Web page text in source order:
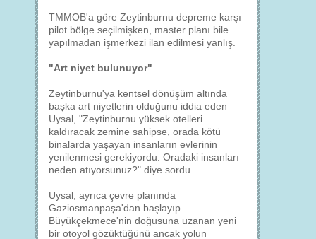
TMMOB'a göre Zeytinburnu depreme karşı
pilot bölge seçilmişken, master planı bile
yapılmadan işmerkezi ilan edilmesi yanlış.
"Art niyet bulunuyor"
Zeytinburnu'ya kentsel dönüşüm altında
başka art niyetlerin olduğunu iddia eden
Uysal, "Zeytinburnu yüksek otelleri
kaldıracak zemine sahipse, orada kötü
binalarda yaşayan insanların evlerinin
yenilenmesi gerekiyordu. Oradaki insanları
neden atıyorsunuz?" diye sordu.
Uysal, ayrıca çevre planında
Gaziosmanpaşa'dan başlayıp
Büyükçekmece'nin doğusuna uzanan yeni
bir otoyol gözüktüğünü ancak yolun